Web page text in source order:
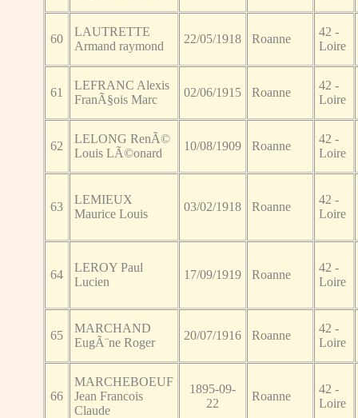
60
LAUTRETTE
Armand raymond
22/05/1918 Roanne
42 -
Loire
61
LEFRANC Alexis
FranÃ§ois Marc
02/06/1915 Roanne
42 -
Loire
62
LELONG RenÃ©
Louis LÃ©onard
10/08/1909 Roanne
42 -
Loire
63
LEMIEUX
Maurice Louis
03/02/1918 Roanne
42 -
Loire
64
LEROY Paul
Lucien
17/09/1919 Roanne
42 -
Loire
65
MARCHAND
EugÃ¨ne Roger
20/07/1916 Roanne
42 -
Loire
66
MARCHEBOEUF
Jean Francois
Claude
1895-09-
22
Roanne
42 -
Loire